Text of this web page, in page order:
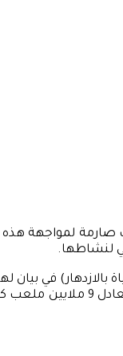
صارمة لمواجهة
لنشاطها.
في بيان